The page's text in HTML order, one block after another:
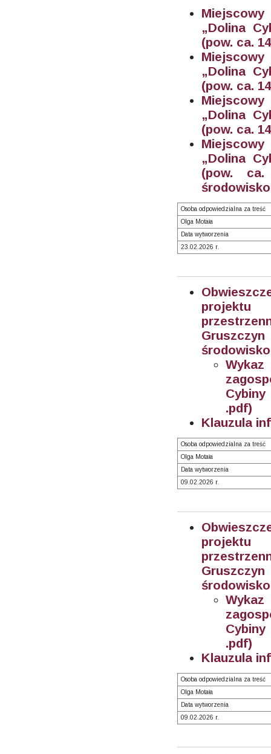
„Dolina
(pow. ca.
„Dolina
(pow. ca.
„Dolina
(pow. ca.
„Dolina
(pow. ca.
środowisko
Osoba odpowiedzialna za treść
Olga Motała
Data wytworzenia
23.02.2026 r.
projektu
.pdf)
Klauzula
Osoba odpowiedzialna za treść
Olga Motała
Data wytworzenia
09.02.2026 r.
projektu
.pdf)
Klauzula
Osoba odpowiedzialna za treść
Olga Motała
Data wytworzenia
09.02.2026 r.